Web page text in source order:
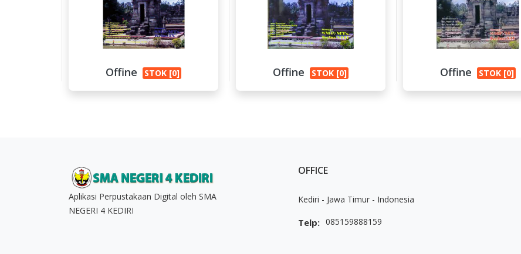
Offine STOK [0] Offine STOK [0] Offine STOK [0]
Aplikasi Perpustakaan Digital oleh SMA
NEGERI 4 KEDIRI
OFFICE
Kediri - Jawa Timur - Indonesia
Telp: 085159888159